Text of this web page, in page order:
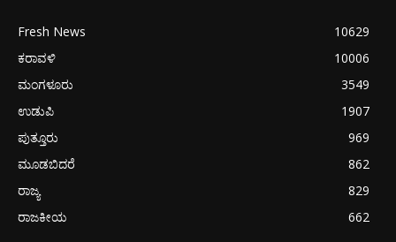
Fresh News
10629
ಕರಾವಳಿ
10006
ಮಂಗಳೂರು
3549
ಉಡುಪಿ
1907
ಪುತ್ತೂರು
969
ಮೂಡಬಿದರೆ
862
ರಾಜ್ಯ
829
ರಾಜಕೀಯ
662